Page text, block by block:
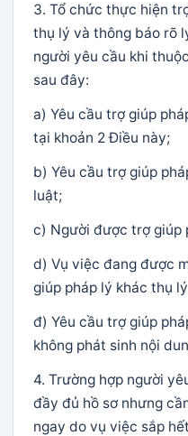
3. Tổ chức thực hiện
thụ lý và thông báo rõ
người yêu cầu khi
sau đây:
a) Yêu cầu trợ giúp
tại khoản 2 Điều này;
b) Yêu cầu trợ giúp
luật;
c) Người được trợ giúp
d) Vụ việc đang được
giúp pháp lý khác thụ
đ) Yêu cầu trợ giúp
không phát sinh nội
4. Trường hợp người
đầy đủ hồ sơ nhưng
ngay do vụ việc sắp